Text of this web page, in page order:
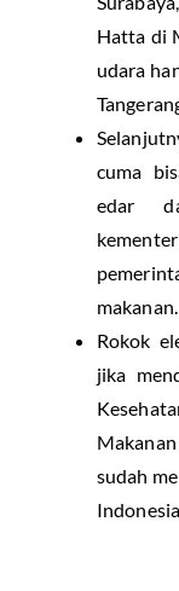
Hatta di
udara
cuma
edar
makanan.
Rokok
jika
sudah
Indonesia